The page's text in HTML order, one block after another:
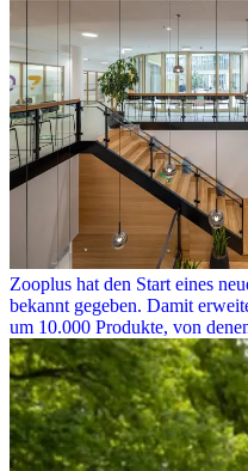
Zooplus hat den Start eines
bekannt gegeben. Damit
um 10.000 Produkte, von